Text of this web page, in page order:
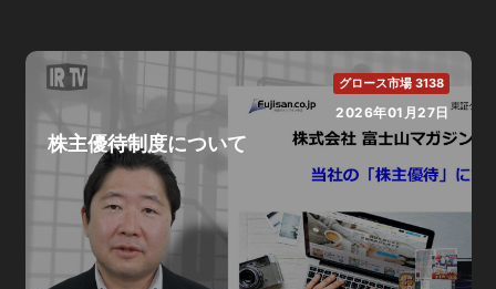
グロース市場 3138
2026年01月27日
株主優待制度について